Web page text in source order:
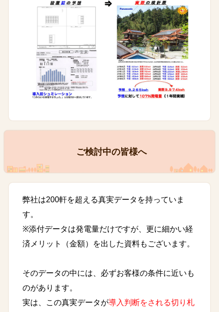
ご検討中の皆様へ
弊社は200軒を超える真実データを持っていま
す。
※添付データは発電量だけですが、更に細かい経
済メリット（金額）を出した資料もございます。
そのデータの中には、必ずお客様の条件に近いも
のがあります。
実は、この真実データが導入判断をされる切り札